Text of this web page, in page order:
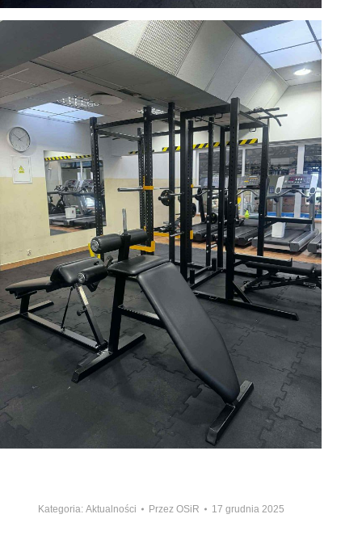
Kategoria: Aktualności Przez OSiR 17 grudnia 2025